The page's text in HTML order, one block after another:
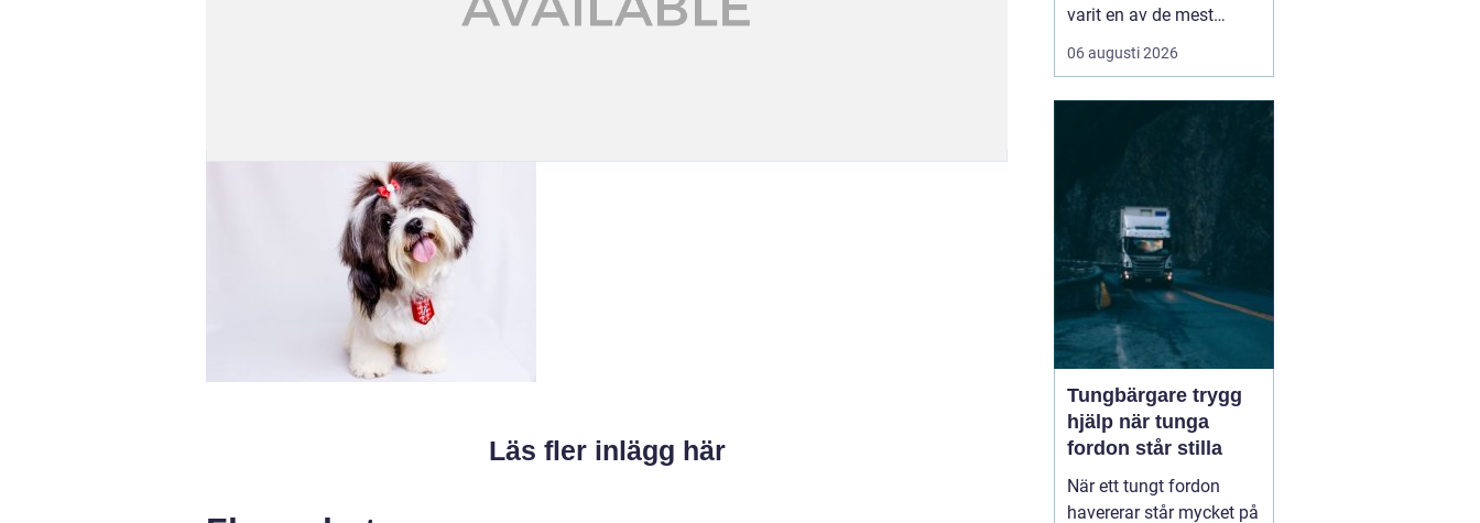
Läs fler inlägg här
varit en av de mest
välstuderade
terapiformerna inom
förstå hur behandlingen
06 augusti 2026
Tungbärgare trygg
hjälp när tunga
fordon står stilla
När ett tungt fordon
havererar står mycket på